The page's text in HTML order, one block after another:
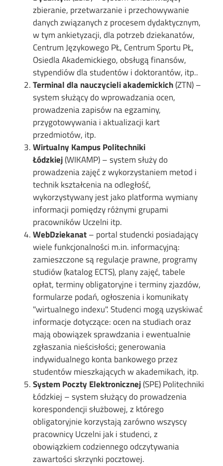
zbieranie, przetwarzanie i przechowywanie
danych związanych z procesem dydaktycznym,
w tym ankietyzacji, dla potrzeb dziekanatów,
Centrum Językowego PŁ, Centrum Sportu PŁ,
Osiedla Akademickiego, obsługą finansów,
stypendiów dla studentów i doktorantów, itp..
Terminal dla nauczycieli akademickich(ZTN) –
system służący do wprowadzania ocen,
prowadzenia zapisów na egzaminy,
przygotowywania i aktualizacji kart
przedmiotów, itp.
Wirtualny Kampus Politechniki
Łódzkiej(WIKAMP) – system służy do
prowadzenia zajęć z wykorzystaniem metod i
technik kształcenia na odległość,
wykorzystywany jest jako platforma wymiany
informacji pomiędzy różnymi grupami
pracowników Uczelni itp.
WebDziekanat– portal studencki posiadający
wiele funkcjonalności m.in. informacyjną:
zamieszczone są regulacje prawne, programy
studiów (katalog ECTS), plany zajęć, tabele
opłat, terminy obligatoryjne i terminy zjazdów,
formularze podań, ogłoszenia i komunikaty
"wirtualnego indexu". Studenci mogą uzyskiwać
informacje dotyczące: ocen na studiach oraz
mają obowiązek sprawdzania i ewentualnie
zgłaszania nieścisłości; generowania
indywidualnego konta bankowego przez
studentów mieszkających w akademikach, itp.
System Poczty Elektronicznej(SPE) Politechniki
Łódzkiej – system służący do prowadzenia
korespondencji służbowej, z którego
obligatoryjnie korzystają zarówno wszyscy
pracownicy Uczelni jak i studenci, z
obowiązkiem codziennego odczytywania
zawartości skrzynki pocztowej.